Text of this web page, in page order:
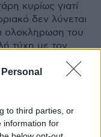
to third parties, or
information for
κυρίως γιατί
δεν λύνεται
ολοκληρωση του
τύχη με τον
βιογραφικό